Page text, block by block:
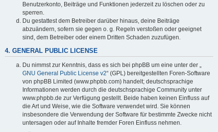
Benutzerkonto, Beiträge und Funktionen jederzeit zu löschen oder zu
sperren.
Du gestattest dem Betreiber darüber hinaus, deine Beiträge
abzuändern, sofern sie gegen o. g. Regeln verstoßen oder geeignet
sind, dem Betreiber oder einem Dritten Schaden zuzufügen.
4. GENERAL PUBLIC LICENSE
Du nimmst zur Kenntnis, dass es sich bei phpBB um eine unter der „
GNU General Public License v2“ (GPL) bereitgestellten Foren-Software
von phpBB Limited (www.phpbb.com) handelt; deutschsprachige
Informationen werden durch die deutschsprachige Community unter
www.phpbb.de zur Verfügung gestellt. Beide haben keinen Einfluss auf
die Art und Weise, wie die Software verwendet wird. Sie können
insbesondere die Verwendung der Software für bestimmte Zwecke nicht
untersagen oder auf Inhalte fremder Foren Einfluss nehmen.